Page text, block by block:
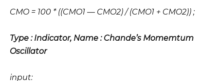
CMO = 100 * ((CMO1 — CMO2) / (CMO1 + CMO2)) ;
Type : Indicator, Name : Chande’s Momemtum
Oscillator
input: